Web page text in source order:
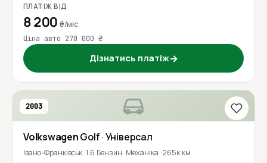
ПЛАТІЖ ВІД
8 200₴/міс
Ціна авто 270 000 ₴
Дізнатись платіж→
2003
VolkswagenGolf· Універсал
Івано-Франківськ 1.6 Бензин Механіка 265к км